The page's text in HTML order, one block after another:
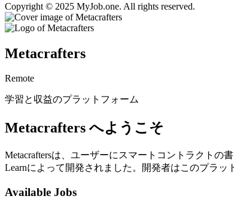
Copyright © 2025 MyJob.one. All rights reserved.
Metacrafters
Remote
学習と収益のプラットフォーム
Metacrafters へようこそ
Metacraftersは、ユーザーにスマートコントラクト
Learnによって開発されました。開発者はこのプラ
Available Jobs